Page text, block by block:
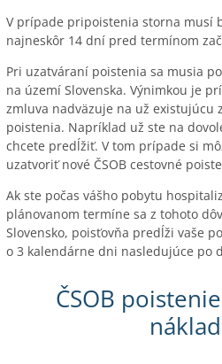
V prípade pripoistenia storna musí
najneskôr 14 dní pred termínom
Pri uzatváraní poistenia sa musia
na území Slovenska. Výnimkou je
zmluva nadväzuje na už existujúcu
poistenia. Napríklad už ste na
chcete predĺžiť. V tom prípade si
uzatvoriť nové ČSOB cestovné
Ak ste počas vášho pobytu
plánovanom termíne sa z tohoto
Slovensko, poisťovňa predĺži vaše
o 3 kalendárne dni nasledujúce po
ČSOB